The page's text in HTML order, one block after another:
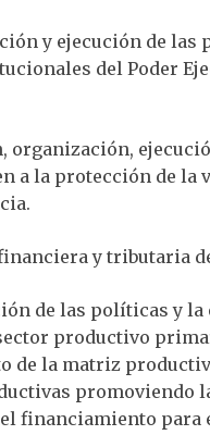
y ejecución de las
del Poder
a la protección de la
y tributaria
de las políticas y la
productivo
de la matriz
promoviendo
financiamiento para